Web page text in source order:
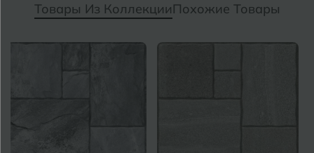
Товары Из КоллекцииПохожие Товары